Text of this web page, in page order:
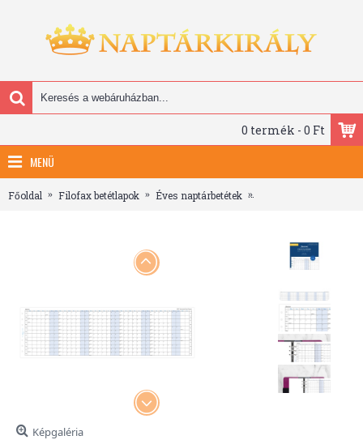
0 termék - 0 Ft
MENÜ
Főoldal Filofax betétlapok Éves naptárbetétek
Képgaléria